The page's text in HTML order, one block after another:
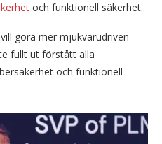
och funktionell säkerhet.
göra mer mjukvarudriven
fullt ut förstått alla
och funktionell